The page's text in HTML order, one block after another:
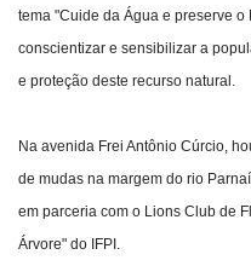
tema "Cuide da Água e preserve
conscientizar e sensibilizar a
e proteção deste recurso natural.
Na avenida Frei Antônio Cúrcio,
de mudas na margem do rio
em parceria com o Lions Club de
Árvore" do IFPI.